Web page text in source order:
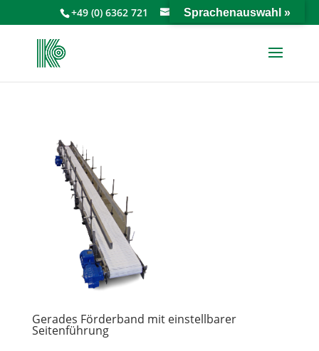
+49 (0) 6362 721 info@keiperkg.de
Gerades Förderband mit einstellbarer
Seitenführung
Sprachenauswahl »